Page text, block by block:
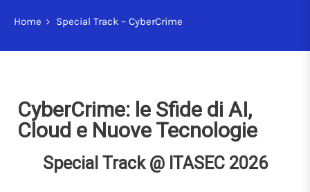
Home Special Track – CyberCrime
CyberCrime: le Sfide di AI,
Cloud e Nuove Tecnologie
Special Track @ ITASEC 2026